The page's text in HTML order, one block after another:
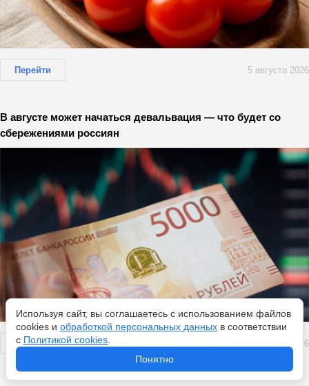
Перейти 5 августа 2026
В августе может начаться девальвация — что будет со
сбережениями россиян
Перейти 5 августа 2026
Используя сайт, вы соглашаетесь с использованием файлов
cookies и обработкой персональных данных в соответствии
с Политикой cookies
Понятно